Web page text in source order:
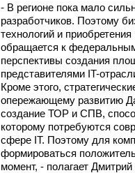
- В регионе пока мало
разработчиков. Поэтому
технологий и
обращается к
перспективы создания
представителями IT-
Кроме этого,
опережающему развитию
создание ТОР и СПВ,
которому потребуются
сфере IT. Поэтому для
формироваться
момент, - полагает